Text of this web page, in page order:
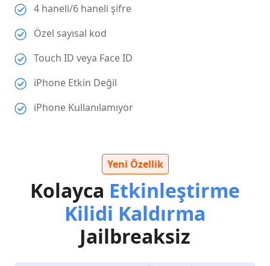
4 haneli/6 haneli şifre
Özel sayısal kod
Touch ID veya Face ID
iPhone Etkin Değil
iPhone Kullanılamıyor
Yeni Özellik
Kolayca Etkinleştirme
Kilidi Kaldırma
Jailbreaksiz